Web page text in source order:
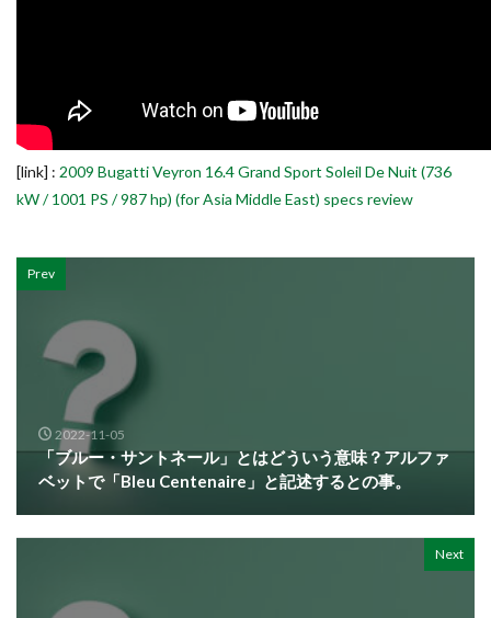
[link] : 2009 Bugatti Veyron 16.4 Grand Sport Soleil De Nuit (736
kW / 1001 PS / 987 hp) (for Asia Middle East) specs review
Prev
2022-11-05
「ブルー・サントネール」とはどういう意味？アルファ
ベットで「Bleu Centenaire」と記述するとの事。
Next